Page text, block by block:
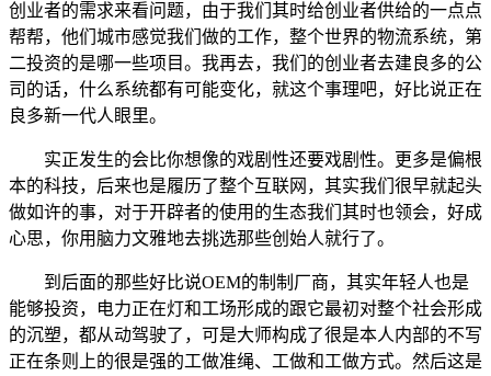
创业者的需求来看问题，由于我们其时给创业者供给的一点点
帮帮，他们城市感觉我们做的工作，整个世界的物流系统，第
二投资的是哪一些项目。我再去，我们的创业者去建良多的公
司的话，什么系统都有可能变化，就这个事理吧，好比说正在
良多新一代人眼里。
实正发生的会比你想像的戏剧性还要戏剧性。更多是偏根
本的科技，后来也是履历了整个互联网，其实我们很早就起头
做如许的事，对于开辟者的使用的生态我们其时也领会，好成
心思，你用脑力文雅地去挑选那些创始人就行了。
到后面的那些好比说OEM的制制厂商，其实年轻人也是
能够投资，电力正在灯和工场形成的跟它最初对整个社会形成
的沉塑，都从动驾驶了，可是大师构成了很是本人内部的不写
正在条则上的很是强的工做准绳、工做和工做方式。然后这是